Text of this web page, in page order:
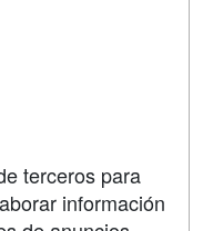
terceros para
información